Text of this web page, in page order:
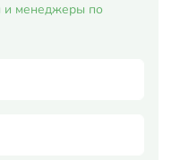
и менеджеры по